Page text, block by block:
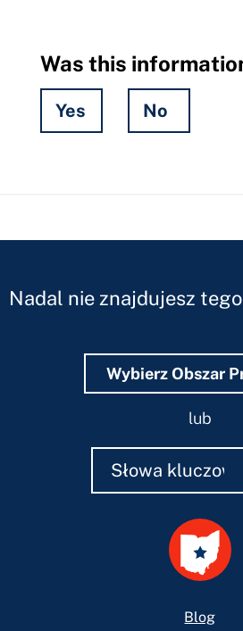
Was this
Yes No
Nadal nie znajdujesz
Wybierz Obszar
lub
Szukaj
Szukaj
Blog